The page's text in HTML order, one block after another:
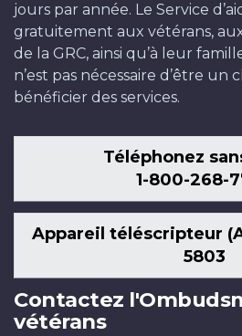
jours par année. Le Service
gratuitement aux vétérans,
de la GRC, ainsi qu’à leur
n’est pas nécessaire d’être un
bénéficier des services.
Téléphonez
1-800-268-
Appareil téléscripteur
5803
Contactez
vétérans